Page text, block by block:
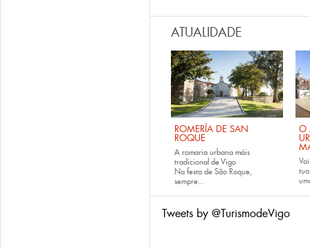
ATUALIDADE
ROMERÍA DE SAN
ROQUE
A romaria urbana máis
tradicional de Vigo
Na festa de São Roque,
sempre...
O
Tweets by @TurismodeVigo